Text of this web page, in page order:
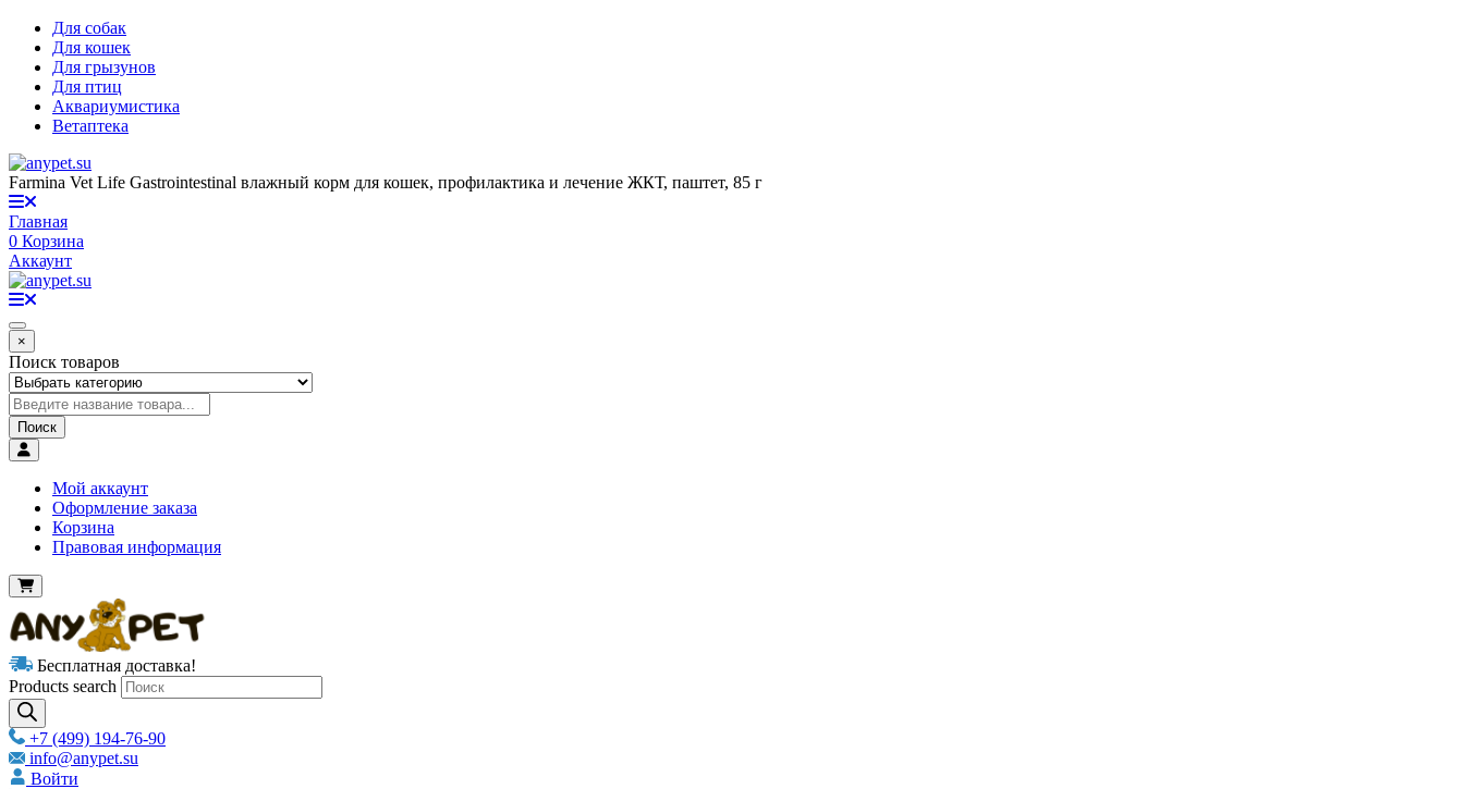
Для собак
Для кошек
Для грызунов
Для птиц
Аквариумистика
Ветаптека
Farmina Vet Life Gastrointestinal влажный корм для кошек, профилактика и лечение ЖКТ, паштет, 85 г
Главная
0 Корзина
Аккаунт
×
Поиск товаров
Поиск
Мой аккаунт
Оформление заказа
Корзина
Правовая информация
Бесплатная доставка!
Products search
+7 (499) 194-76-90
info@anypet.su
Войти